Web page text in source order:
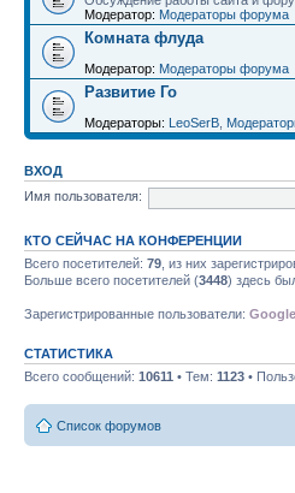
Модератор: Модераторы форума
Комната флуда
Модератор: Модераторы форума
Развитие Го
Модераторы: LeoSerB
ВХОД
Имя пользователя:
КТО СЕЙЧАС НА КОНФЕРЕНЦИИ
Всего посетителей: 79 , из них
Больше всего посетителей (3448) здесь
Зарегистрированные пользователи:
СТАТИСТИКА
Всего сообщений: 10611 • Тем: 1123 •
Список форумов